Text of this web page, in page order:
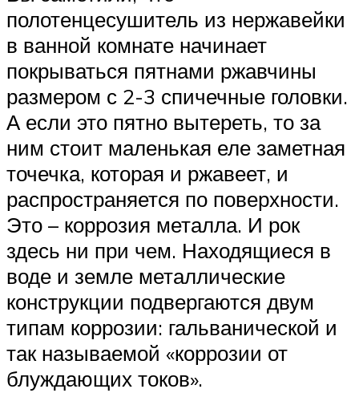
полотенцесушитель из нержавейки
в ванной комнате начинает
покрываться пятнами ржавчины
размером с 2-3 спичечные головки.
А если это пятно вытереть, то за
ним стоит маленькая еле заметная
точечка, которая и ржавеет, и
распространяется по поверхности.
Это – коррозия металла. И рок
здесь ни при чем. Находящиеся в
воде и земле металлические
конструкции подвергаются двум
типам коррозии: гальванической и
так называемой «коррозии от
блуждающих токов».